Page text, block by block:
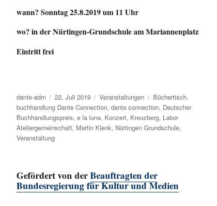
wann? Sonntag 25.8.2019 um 11 Uhr
wo? in der Nürtingen-Grundschule am Mariannenplatz
Eintritt frei
Autor
dante-adm
Veröffentlicht
am
22. Juli 2019 Kategorien
Veranstaltungen Schlagwörter
Büchertisch,
buchhandlung Dante Connection,dante connection, Deutscher
Buchhandlungspreis,e la luna, Konzert, Kreuzberg, Labor
Ateliergemeinschaft, Martin Klenk, Nürtingen Grundschule,
Veranstaltung
Gefördert von derBeauftragten der
Bundesregierung für Kultur und Medien